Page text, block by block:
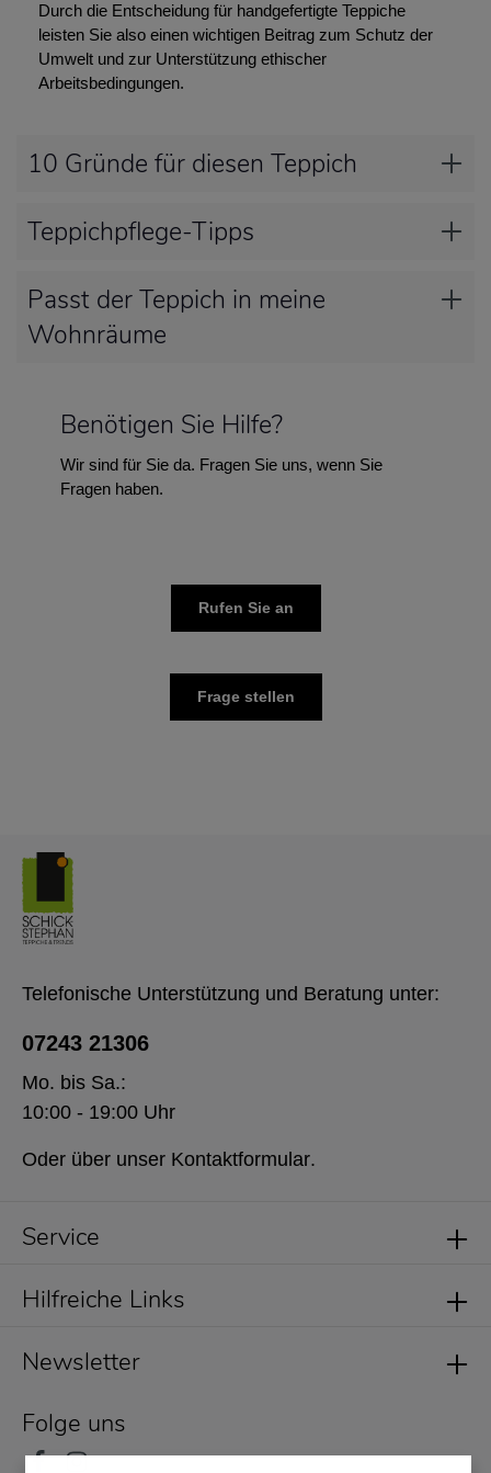
Durch die Entscheidung für handgefertigte Teppiche
leisten Sie also einen wichtigen Beitrag zum Schutz der
Umwelt und zur Unterstützung ethischer
Arbeitsbedingungen.
10 Gründe für diesen Teppich
Teppichpflege-Tipps
Passt der Teppich in meine
Wohnräume
Benötigen Sie Hilfe?
Wir sind für Sie da. Fragen Sie uns, wenn Sie
Fragen haben.
Rufen Sie an
Frage stellen
Service
Newsletter
Folge uns
Telefonische Unterstützung und Beratung unter:
07243 21306
Mo. bis Sa.:
10:00 - 19:00 Uhr
Oder über unser Kontaktformular.
Hilfreiche Links